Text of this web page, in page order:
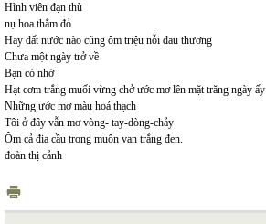
Hình viên đạn thù
nụ hoa thắm đỏ
Hay đất nước nào cũng ôm triệu nỗi đau thương
Chưa một ngày trở về
Bạn có nhớ
Hạt cơm trắng muối vừng chở ước mơ lên mặt trăng ngày ấy
Những ước mơ màu hoá thạch
Tôi ở đây vẫn mơ vòng- tay-dòng-chảy
Ôm cả địa cầu trong muôn vạn trắng đen.
đoàn thị cảnh